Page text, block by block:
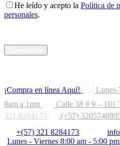
He leído y acepto la Política de
personales.
¡Compra en línea Aquí!
Lunes-
8am a 1pm
Calle 38 # 9 – 101
321 8284173
(+57)
+(57) 321 8284173
Lunes - Viernes 8:00 am - 5:00